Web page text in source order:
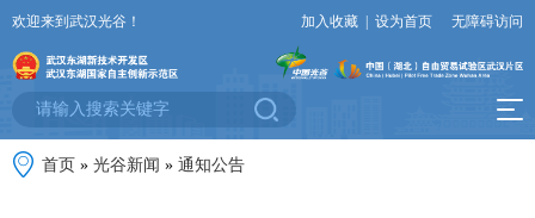
欢迎来到武汉光谷！ 加入收藏 设为首页 无障碍访问
首页 » 光谷新闻 » 通知公告